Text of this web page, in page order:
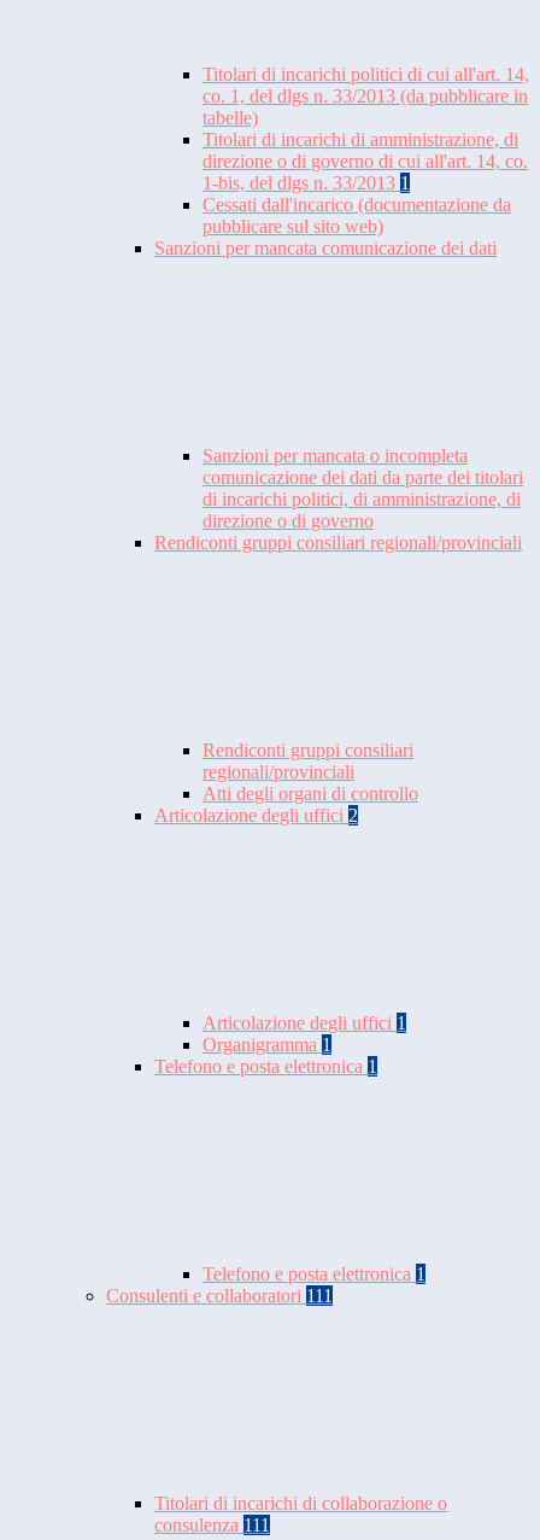
Titolari di incarichi politici di cui all'art. 14,
co. 1, del dlgs n. 33/2013 (da pubblicare in
tabelle)
Titolari di incarichi di amministrazione, di
direzione o di governo di cui all'art. 14, co.
1-bis, del dlgs n. 33/2013 1
Cessati dall'incarico (documentazione da
pubblicare sul sito web)
Sanzioni per mancata comunicazione dei dati
Sanzioni per mancata o incompleta
comunicazione dei dati da parte dei titolari
di incarichi politici, di amministrazione, di
direzione o di governo
Rendiconti gruppi consiliari regionali/provinciali
Rendiconti gruppi consiliari
regionali/provinciali
Atti degli organi di controllo
Articolazione degli uffici 2
Articolazione degli uffici 1
Organigramma 1
Telefono e posta elettronica 1
Telefono e posta elettronica 1
Consulenti e collaboratori 111
Titolari di incarichi di collaborazione o
consulenza 111